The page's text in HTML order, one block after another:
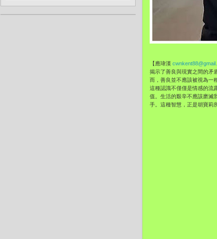
【應瑋漢
揭示了善良與現實之間的矛
而， 善良並不應該被視為一
這種認識不僅僅是情感的流
值。生活的艱辛不應該磨滅
手。這種智慧， 正是胡寶莉